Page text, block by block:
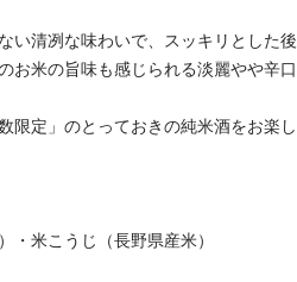
い清冽な味わいで、スッキリとした後
お米の旨味も感じられる淡麗やや辛口
限定」のとっておきの純米酒をお楽し
・米こうじ（長野県産米）